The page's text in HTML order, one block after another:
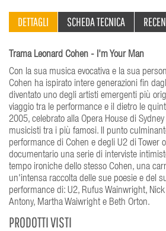
DETTAGLI SCHEDA TECNICA
Trama Leonard Cohen - I'm Your Man
Con la sua musica evocativa e la sua
Cohen ha ispirato intere generazioni fin
diventato uno degli artisti emergenti più
viaggio tra le performance e il dietro le
2005, celebrato alla Opera House di
musicisti tra i più famosi. Il punto
performance di Cohen e degli U2 di Tower
documentario una serie di interviste
tempo ironiche dello stesso Cohen, una
un'intensa raccolta delle sue poesie e del
performance di: U2, Rufus Wainwright, Nick
Antony, Martha Waiwright e Beth Orton.
PRODOTTI VISTI